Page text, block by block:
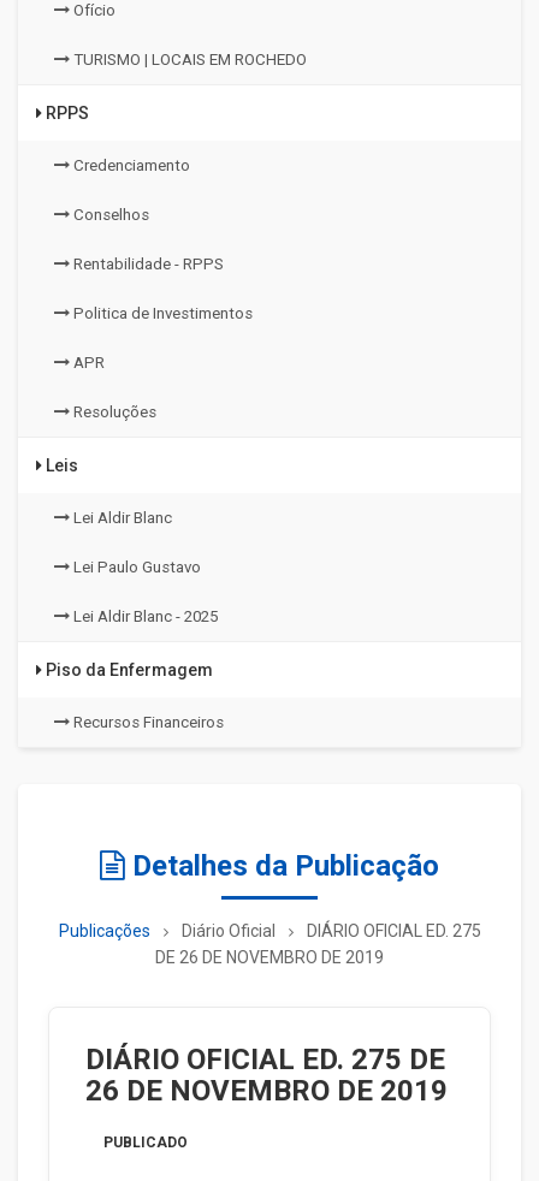
Ofício
TURISMO | LOCAIS EM ROCHEDO
RPPS
Credenciamento
Conselhos
Rentabilidade - RPPS
Politica de Investimentos
APR
Resoluções
Leis
Lei Aldir Blanc
Lei Paulo Gustavo
Lei Aldir Blanc - 2025
Piso da Enfermagem
Recursos Financeiros
Detalhes da Publicação
Publicações Diário Oficial
DIÁRIO OFICIAL ED. 275
DE 26 DE NOVEMBRO DE 2019
DIÁRIO OFICIAL ED. 275 DE
26 DE NOVEMBRO DE 2019
PUBLICADO